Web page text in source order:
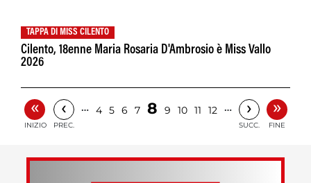
TAPPA DI MISS CILENTO
Cilento, 18enne Maria Rosaria D'Ambrosio è Miss Vallo
2026
«
INIZIO
‹
PREC.
… 4 5 6 7 8 9 10 11 12 … ›
SUCC.
»
FINE